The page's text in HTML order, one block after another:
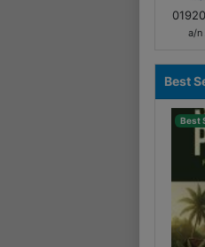
a/n
Best